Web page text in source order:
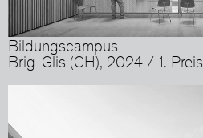
Bildungscampus
Brig-Glis (CH), 2024 / 1. Preis